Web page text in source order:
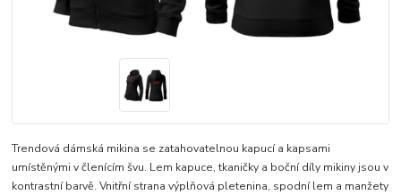
Trendová dámská mikina se zatahovatelnou kapucí a kapsami
umístěnými v členícím švu. Lem kapuce, tkaničky a boční díly mikiny jsou v
kontrastní barvě. Vnitřní strana výplňová pletenina, spodní lem a manžety